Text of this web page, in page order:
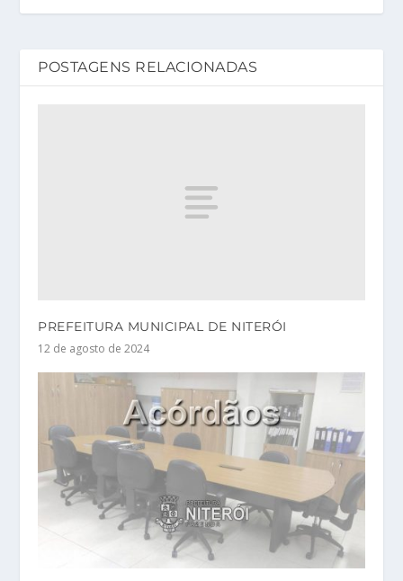
POSTAGENS RELACIONADAS
PREFEITURA MUNICIPAL DE NITERÓI
12 de agosto de 2024